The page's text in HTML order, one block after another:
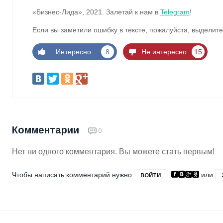
«Бизнес-Лида», 2021. Залетай к нам в Telegram!
Если вы заметили ошибку в тексте, пожалуйста,
Интересно 8 Не интересно 15
Комментарии 0
Нет ни одного комментария. Вы можете стать первым!
Чтобы написать комментарий нужно ВОЙТИ или